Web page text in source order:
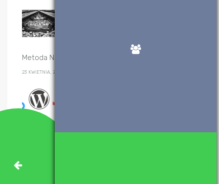
Metoda Newtona-Raphsona – implementacje
23 KWIETNIA, 2017